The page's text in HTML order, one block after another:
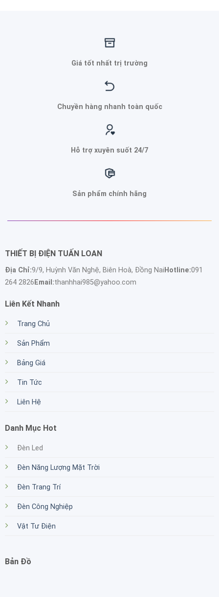
Giá tốt nhất trị trường
Chuyền hàng nhanh toàn quốc
Hỗ trợ xuyên suốt 24/7
Sản phẩm chính hãng
THIẾT BỊ ĐIỆN TUẤN LOAN
Địa Chỉ:9/9, Huỳnh Văn Nghệ, Biên Hoà, Đồng Nai Hotline:091
264 2826 Email:thanhhai985@yahoo.com
Liên Kết Nhanh
Trang Chủ
Sản Phẩm
Bảng Giá
Tin Tức
Liên Hệ
Danh Mục Hot
Đèn Led
Đèn Năng Lượng Mặt Trời
Đèn Trang Trí
Đèn Công Nghiệp
Vật Tư Điện
Bản Đồ